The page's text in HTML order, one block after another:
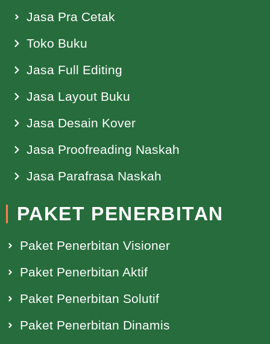
Jasa Pra Cetak
Toko Buku
Jasa Full Editing
Jasa Layout Buku
Jasa Desain Kover
Jasa Proofreading Naskah
Jasa Parafrasa Naskah
PAKET PENERBITAN
Paket Penerbitan Visioner
Paket Penerbitan Aktif
Paket Penerbitan Solutif
Paket Penerbitan Dinamis